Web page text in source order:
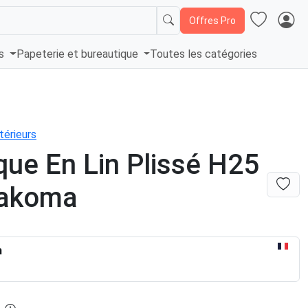
Offres Pro
Papeterie et bureautique Toutes les catégories
En Lin Plissé H25